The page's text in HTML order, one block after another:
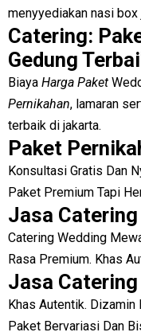
menyyediakan nasi box
Catering:
Gedung
Biaya Harga Paket
Pernikahan, lamaran
terbaik di jakarta.
Paket
Konsultasi Gratis Dan
Paket Premium Tapi
Jasa
Catering Wedding
Rasa Premium. Khas
Jasa Catering
Khas Autentik. Dizamin
Paket Bervariasi Dan